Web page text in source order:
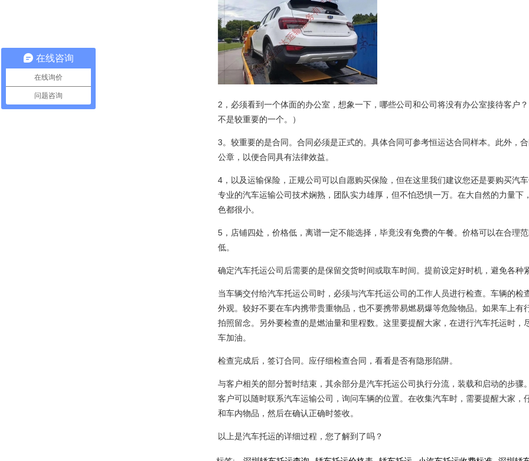
2，必须看到一个体面的办公室，想象一下，哪些公司和公司将没有办公室接待客户
不是较重要的一个。）
3。较重要的是合同。合同必须是正式的。具体合同可参考恒运达合同样本。此外，
公章，以便合同具有法律效益。
4，以及运输保险，正规公司可以自愿购买保险，但在这里我们建议您还是要购买汽
专业的汽车运输公司技术娴熟，团队实力雄厚，但不怕恐惧一万。在大自然的力量下
色都很小。
5，店铺四处，价格低，离谱一定不能选择，毕竟没有免费的午餐。价格可以在合理
低。
确定汽车托运公司后需要的是保留交货时间或取车时间。提前设定好时机，避免各种
当车辆交付给汽车托运公司时，必须与汽车托运公司的工作人员进行检查。车辆的检
外观。较好不要在车内携带贵重物品，也不要携带易燃易爆等危险物品。如果车上有
拍照留念。另外要检查的是燃油量和里程数。这里要提醒大家，在进行汽车托运时，
车加油。
检查完成后，签订合同。应仔细检查合同，看看是否有隐形陷阱。
与客户相关的部分暂时结束，其余部分是汽车托运公司执行分流，装载和启动的步骤
客户可以随时联系汽车运输公司，询问车辆的位置。在收集汽车时，需要提醒大家，
和车内物品，然后在确认正确时签收。
以上是汽车托运的详细过程，您了解到了吗？
在线咨询
在线询价
问题咨询